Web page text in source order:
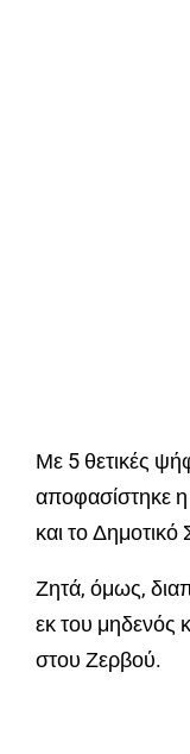
Με 5 θετικές
αποφασίστηκε
και το
Ζητά, όμως,
εκ του μηδενός
στου Ζερβού.